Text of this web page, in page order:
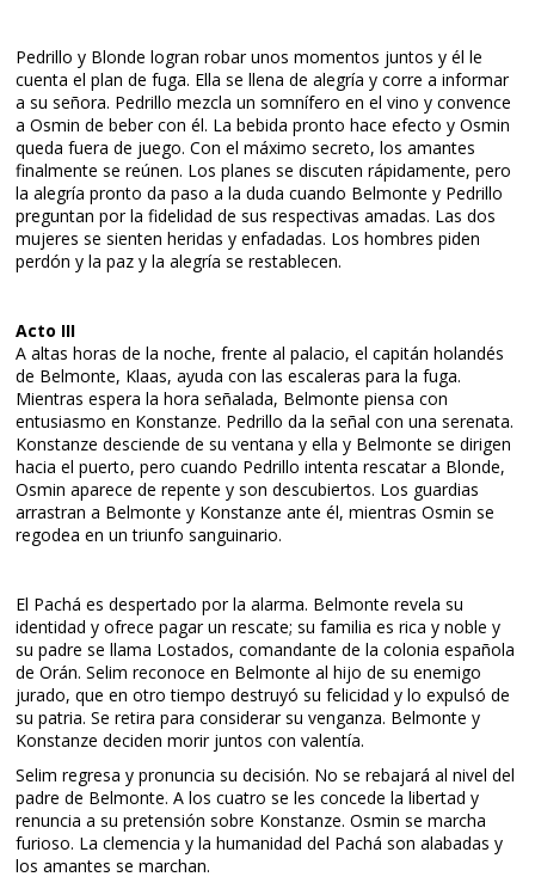
Pedrillo y Blonde logran robar unos momentos juntos y él le
cuenta el plan de fuga. Ella se llena de alegría y corre a informar
a su señora. Pedrillo mezcla un somnífero en el vino y convence
a Osmin de beber con él. La bebida pronto hace efecto y Osmin
queda fuera de juego. Con el máximo secreto, los amantes
finalmente se reúnen. Los planes se discuten rápidamente, pero
la alegría pronto da paso a la duda cuando Belmonte y Pedrillo
preguntan por la fidelidad de sus respectivas amadas. Las dos
mujeres se sienten heridas y enfadadas. Los hombres piden
perdón y la paz y la alegría se restablecen.
Acto III
A altas horas de la noche, frente al palacio, el capitán holandés
de Belmonte, Klaas, ayuda con las escaleras para la fuga.
Mientras espera la hora señalada, Belmonte piensa con
entusiasmo en Konstanze. Pedrillo da la señal con una serenata.
Konstanze desciende de su ventana y ella y Belmonte se dirigen
hacia el puerto, pero cuando Pedrillo intenta rescatar a Blonde,
Osmin aparece de repente y son descubiertos. Los guardias
arrastran a Belmonte y Konstanze ante él, mientras Osmin se
regodea en un triunfo sanguinario.
El Pachá es despertado por la alarma. Belmonte revela su
identidad y ofrece pagar un rescate; su familia es rica y noble y
su padre se llama Lostados, comandante de la colonia española
de Orán. Selim reconoce en Belmonte al hijo de su enemigo
jurado, que en otro tiempo destruyó su felicidad y lo expulsó de
su patria. Se retira para considerar su venganza. Belmonte y
Konstanze deciden morir juntos con valentía.
Selim regresa y pronuncia su decisión. No se rebajará al nivel del
padre de Belmonte. A los cuatro se les concede la libertad y
renuncia a su pretensión sobre Konstanze. Osmin se marcha
furioso. La clemencia y la humanidad del Pachá son alabadas y
los amantes se marchan.